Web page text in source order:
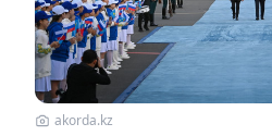
akorda.kz